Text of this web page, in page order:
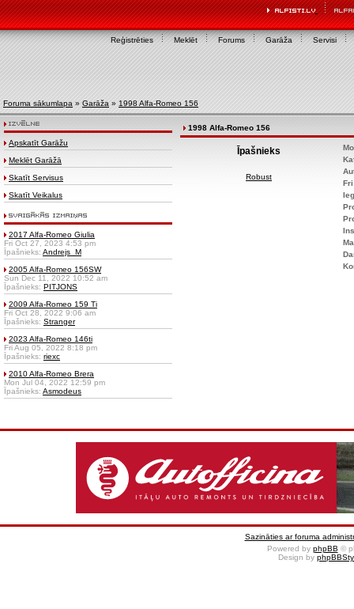
Reģistrēties Meklēt Forums Garāža Servisi
Foruma sākumlapa » Garāža » 1998 Alfa-Romeo 156
Apskatīt Garāžu
Meklēt Garāžā
Skatīt Servisus
Skatīt Veikalus
2017 Alfa-Romeo Giulia
Fri Oct 27, 2023 4:53 pm
Īpašnieks: Andrejs_M
2005 Alfa-Romeo 156SW
Sun Dec 11, 2022 10:52 am
Īpašnieks: PITJONS
2009 Alfa-Romeo 159 Ti
Fri Oct 28, 2022 9:06 am
Īpašnieks: Stranger
2023 Alfa-Romeo 146ti
Fri Aug 05, 2022 8:18 pm
Īpašnieks: riexc
2010 Alfa-Romeo Brera
Mon Jul 04, 2022 12:59 pm
Īpašnieks: Asmodeus
1998 Alfa-Romeo 156
Īpašnieks
Robust
Sazināties ar foruma
Powered by phpBB ©
Design by